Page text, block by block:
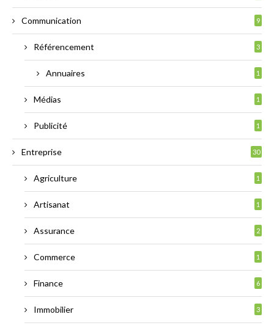
Communication 9
Référencement 3
Annuaires 1
Médias 1
Publicité 1
Entreprise 30
Agriculture 1
Artisanat 1
Assurance 2
Commerce 1
Finance 6
Immobilier 3